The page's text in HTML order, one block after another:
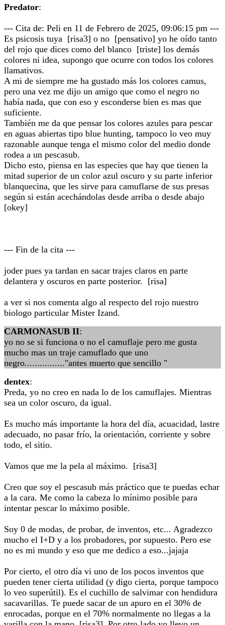
Predator:
--- Cita de: Peli en 11 de Febrero de 2025, 09:06:15 pm ---
Es psicosis tuya [risa3] o no [pensativo] yo he oído tanto
del rojo que dices como del blanco [triste] los demás
colores ni idea, supongo que ocurre con todos los colores
llamativos.
A mi de siempre me ha gustado más los colores camus,
pero una vez me dijo un amigo que como el negro no
había nada, que con eso y esconderse bien es mas que
suficiente.
También me da que pensar los colores azules para pescar
en aguas abiertas tipo blue hunting, tampoco lo veo muy
razonable aunque tenga el mismo color del medio donde
rodea a un pescasub.
Dicho esto, piensa en las especies que hay que tienen la
mitad superior de un color azul oscuro y su parte inferior
blanquecina, que les sirve para camuflarse de sus presas
según si están acechándolas desde arriba o desde abajo
[okey]
--- Fin de la cita ---
joder pues ya tardan en sacar trajes claros en parte
delantera y oscuros en parte posterior. [risa]
a ver si nos comenta algo al respecto del rojo nuestro
biologo particular Mister Izand.
CARMONASUB II:
yo no se si funciona o no el camuflaje pero me gusta
mucho mas un traje camuflado que uno
negro................"antes muerto que sencillo "
dentex:
Preda, yo no creo en nada lo de los camuflajes. Mientras
sea un color oscuro, da igual.
Es mucho más importante la hora del día, acuacidad, lastre
adecuado, no pasar frío, la orientación, corriente y sobre
todo, el sitio.
Vamos que me la pela al máximo. [risa3]
Creo que soy el pescasub más práctico que te puedas echar
a la cara. Me como la cabeza lo mínimo posible para
intentar pescar lo máximo posible.
Soy 0 de modas, de probar, de inventos, etc... Agradezco
mucho el I+D y a los probadores, por supuesto. Pero ese
no es mi mundo y eso que me dedico a eso...jajaja
Por cierto, el otro día vi uno de los pocos inventos que
pueden tener cierta utilidad (y digo cierta, porque tampoco
lo veo superútil). Es el cuchillo de salvimar con hendidura
sacavarillas. Te puede sacar de un apuro en el 30% de
enrocadas, porque en el 70% normalmente no llegas a la